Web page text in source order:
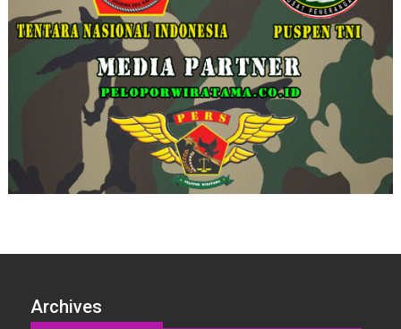
Archives